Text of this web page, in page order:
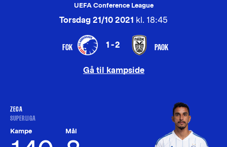
UEFA Conference League
Torsdag 21/10 2021 kl. 18:45
FCK 1-2 PAOK
Gå til kampside
ZECA
SUPERLIGA
Kampe Mål